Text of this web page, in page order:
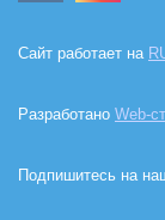
Сайт работает на
Разработано Web-
Подпишитесь на